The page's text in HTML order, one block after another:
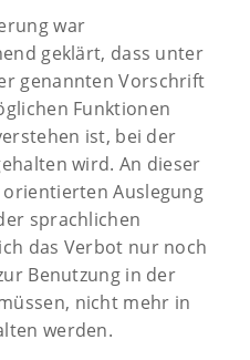
war
geklärt, dass unter
genannten Vorschrift
Funktionen
ist, bei der
wird. An dieser
Auslegung
sprachlichen
das Verbot nur noch
Benutzung in der
nicht mehr in
werden.